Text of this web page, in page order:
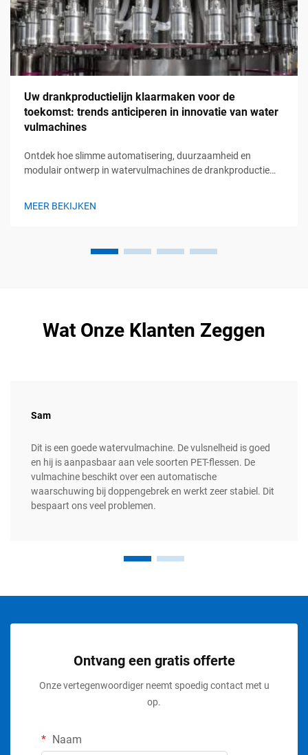
Uw drankproductielijn klaarmaken voor de
toekomst: trends anticiperen in innovatie van water
vulmachines
Ontdek hoe slimme automatisering, duurzaamheid en
modulair ontwerp in watervulmachines de drankproductie
MEER BEKIJKEN
Wat Onze Klanten Zeggen
Sam
Dit is een goede watervulmachine. De vulsnelheid is goed
en hij is aanpasbaar aan vele soorten PET-flessen. De
vulmachine beschikt over een automatische
waarschuwing bij doppengebrek en werkt zeer stabiel. Dit
bespaart ons veel problemen.
Ontvang een gratis offerte
Onze vertegenwoordiger neemt spoedig contact met u
op.
Naam